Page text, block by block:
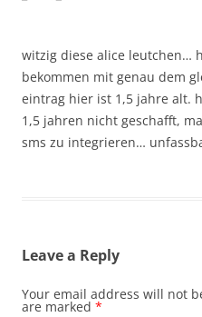
witzig diese alice leutchen…
bekommen mit genau dem
eintrag hier ist 1,5 jahre alt.
1,5 jahren nicht geschafft,
sms zu integrieren…
Leave a Reply
Your email address will not
are marked *